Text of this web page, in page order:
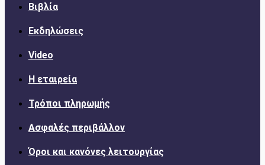
Βιβλία
Εκδηλώσεις
Video
Η εταιρεία
Τρόποι πληρωμής
Ασφαλές περιβάλλον
Όροι και κανόνες λειτουργίας